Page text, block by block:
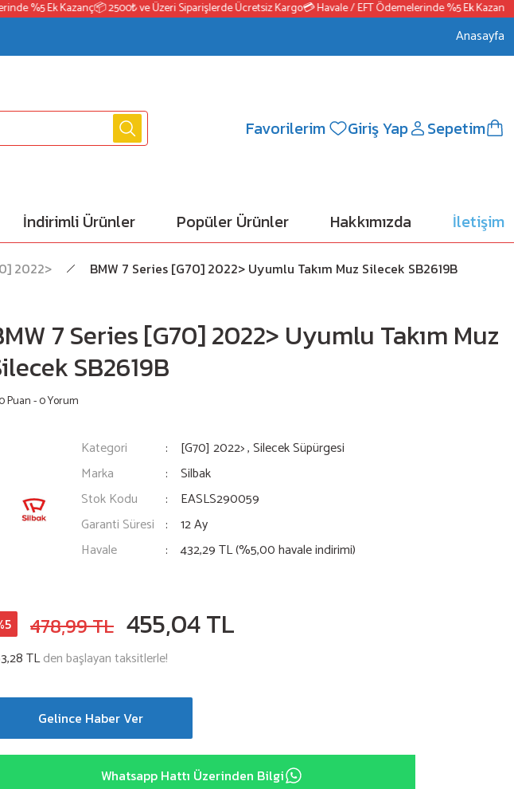
%5 Ek Kazanç📦 2500₺ ve Üzeri Siparişlerde Ücretsiz Kargo💳 Havale / EFT Ödemelerinde %5 Ek Kazanç
Anasayfa
Favorilerim Giriş Yap Sepetim
İndirimli Ürünler Popüler Ürünler Hakkımızda İletişim
2022> BMW 7 Series [G70] 2022> Uyumlu Takım Muz Silecek SB2619B
7 Series [G70] 2022> Uyumlu Takım Muz
SB2619B
0 Puan - 0 Yorum
Kategori [G70] 2022>,Silecek Süpürgesi
Marka
Silbak
Stok Kodu
EASLS290059
Garanti Süresi
12 Ay
Havale
432,29 TL (%5,00 havale indirimi)
478,99 TL 455,04 TL
TLden başlayan taksitlerle!
Gelince Haber Ver
Whatsapp Hattı Üzerinden Bilgi